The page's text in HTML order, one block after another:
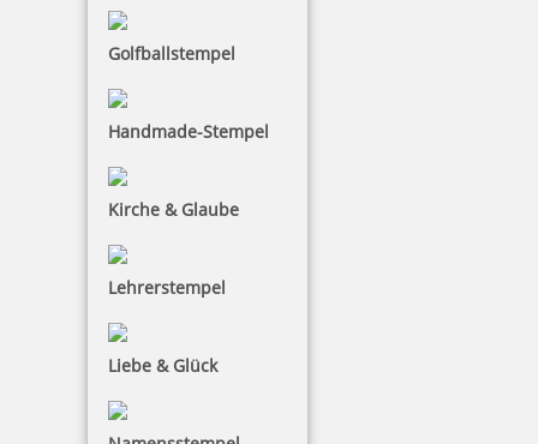
Golfballstempel
Handmade-Stempel
Kirche & Glaube
Lehrerstempel
Liebe & Glück
Jetzt gestalten
Sie wollen auf originelle Weise zeigen, das dieses
Buch oder das Dokument Ihnen gehört, dann sind
gibt eine große Auswahl an Motiven. So können Sie
sich Ihr ganz persönliches aussuchen und einen
benötigen ein separates Stempelkissen.